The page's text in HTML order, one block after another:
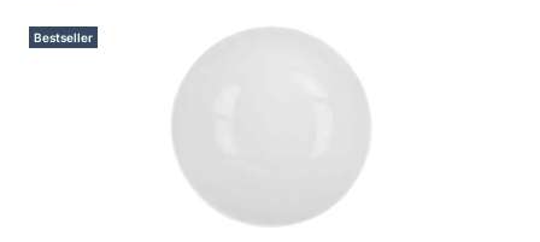
Bestseller